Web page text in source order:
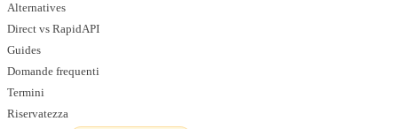
Alternatives
Direct vs RapidAPI
Guides
Domande frequenti
Termini
Riservatezza